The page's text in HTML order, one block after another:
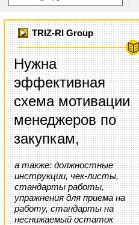
TRIZ-RI Group
Нужна
эффективная
схема мотивации
менеджеров по
закупкам,
а также: должностные
инструкции, чек-листы,
стандарты работы,
упражнения для приема на
работу, стандарты на
неснижаемый остаток